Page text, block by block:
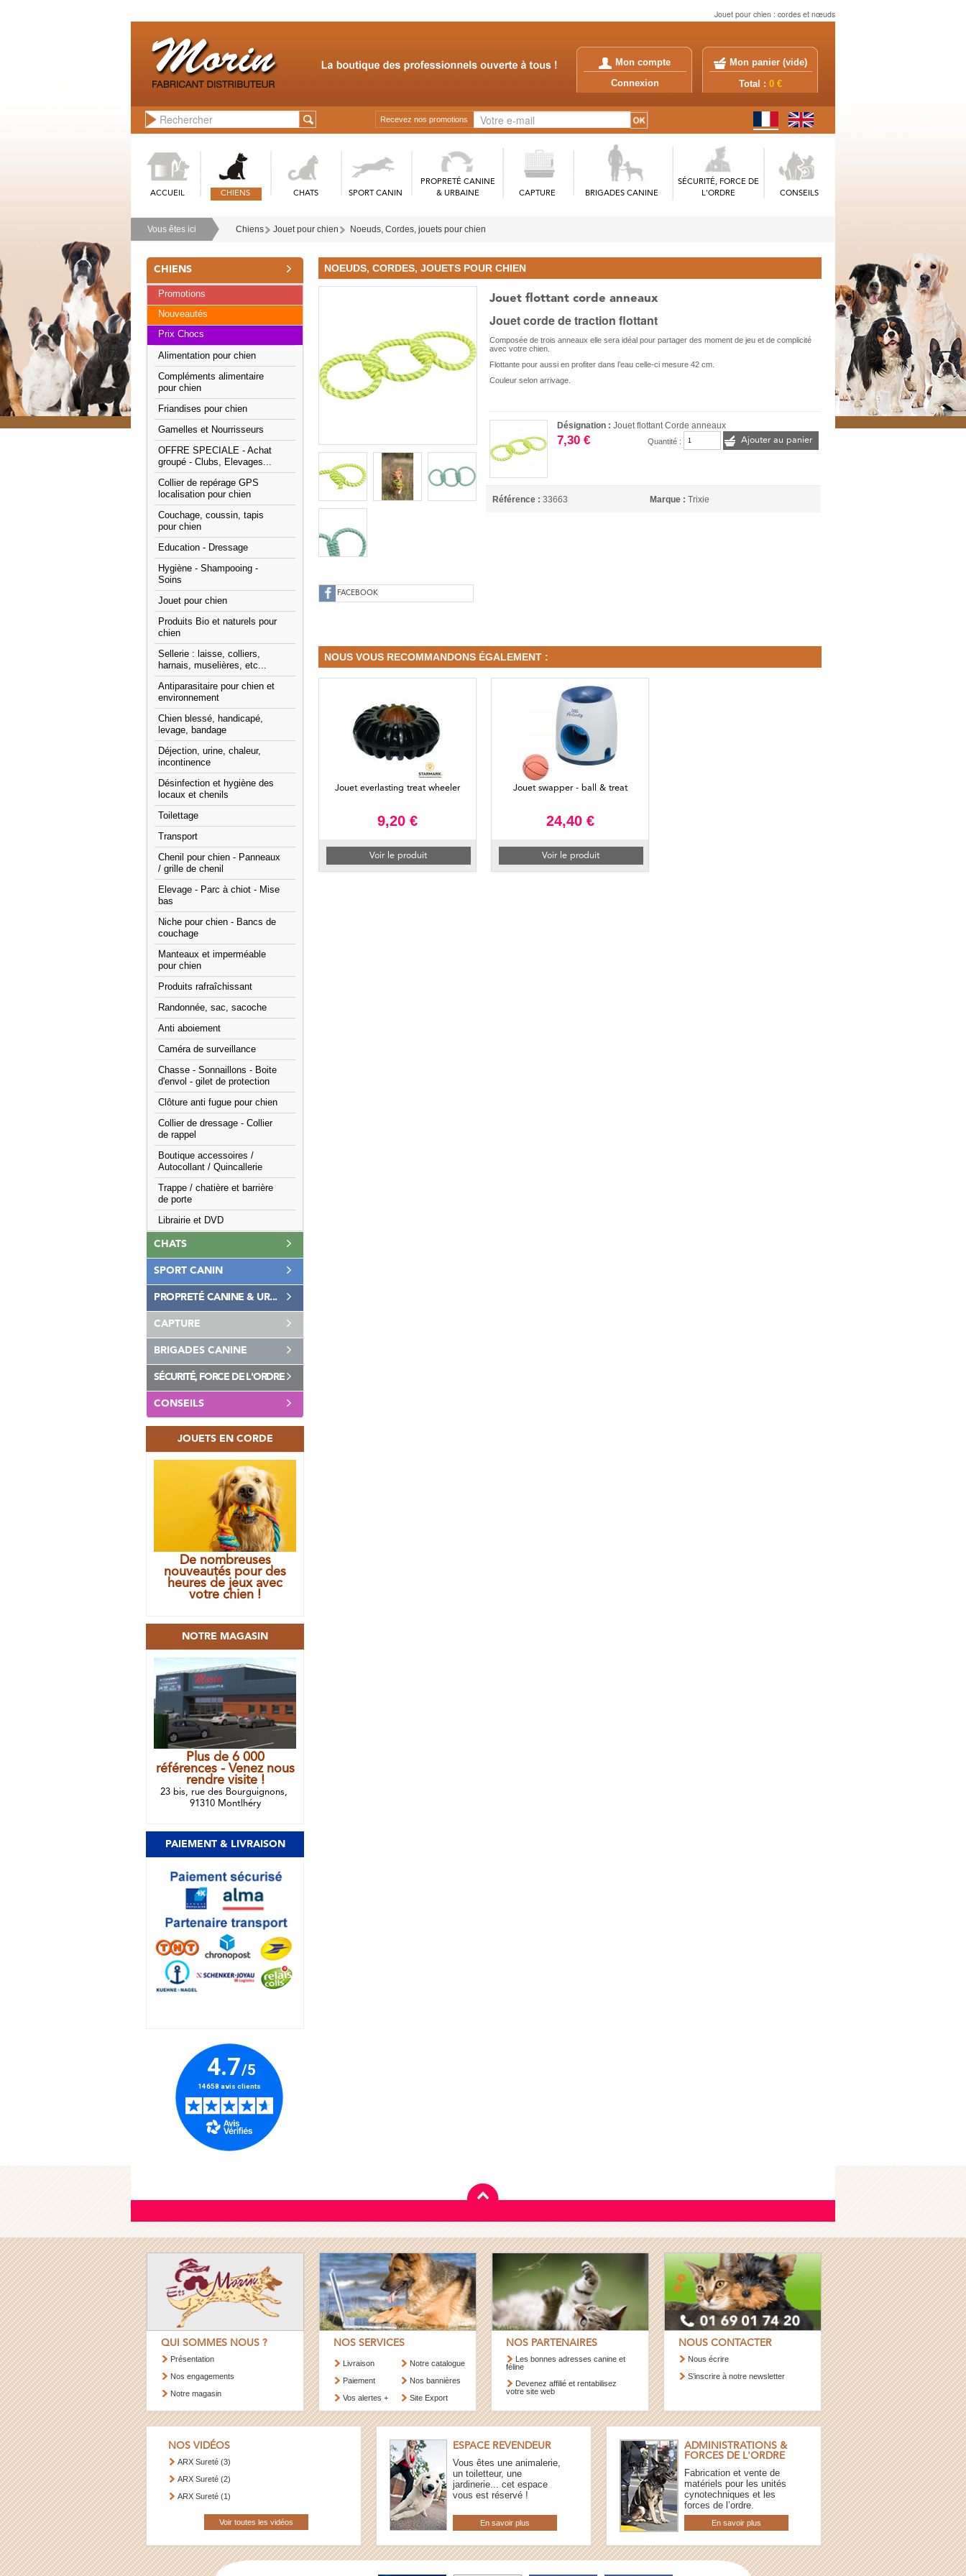
Jouet pour chien : cordes et nœuds
Mon compte
Connexion
Mon panier (vide)
Total : 0 €
Recevez nos promotions
ACCUEIL CHIENS CHATS SPORT CANIN
PROPRETÉ CANINE
& URBAINE
CAPTURE BRIGADES CANINE
SÉCURITÉ, FORCE DE
L'ORDRE
CONSEILS
Vous êtes ici Chiens Jouet pour chien Noeuds, Cordes, jouets pour chien
CHIENS
Promotions
Nouveautés
Prix Chocs
Alimentation pour chien
Compléments alimentaire
pour chien
Friandises pour chien
Gamelles et Nourrisseurs
OFFRE SPECIALE - Achat
groupé - Clubs, Elevages...
Collier de repérage GPS
localisation pour chien
Couchage, coussin, tapis
pour chien
Education - Dressage
Hygiène - Shampooing -
Soins
Jouet pour chien
Produits Bio et naturels pour
chien
Sellerie : laisse, colliers,
harnais, muselières, etc...
Antiparasitaire pour chien et
environnement
Chien blessé, handicapé,
levage, bandage
Déjection, urine, chaleur,
incontinence
Désinfection et hygiène des
locaux et chenils
Toilettage
Transport
Chenil pour chien - Panneaux
/ grille de chenil
Elevage - Parc à chiot - Mise
bas
Niche pour chien - Bancs de
couchage
Manteaux et imperméable
pour chien
Produits rafraîchissant
Randonnée, sac, sacoche
Anti aboiement
Caméra de surveillance
Chasse - Sonnaillons - Boite
d'envol - gilet de protection
Clôture anti fugue pour chien
Collier de dressage - Collier
de rappel
Boutique accessoires /
Autocollant / Quincallerie
Trappe / chatière et barrière
de porte
Librairie et DVD
CHATS
SPORT CANIN
PROPRETÉ CANINE & UR...
CAPTURE
BRIGADES CANINE
SÉCURITÉ, FORCE DE L'ORDRE
CONSEILS
JOUETS EN CORDE
De nombreuses
nouveautés pour des
heures de jeux avec
votre chien !
NOTRE MAGASIN
Plus de 6 000
références - Venez nous
rendre visite !
23 bis, rue des Bourguignons,
91310 Montlhéry
PAIEMENT & LIVRAISON
NOEUDS, CORDES, JOUETS POUR CHIEN
FACEBOOK
Jouet flottant corde anneaux
Jouet corde de traction flottant
Composée de trois anneaux elle sera idéal pour partager des moment de jeu et de complicité
avec votre chien.
Flottante pour aussi en profiter dans l’eau celle-ci mesure 42 cm.
Couleur selon arrivage.
Désignation :Jouet flottant Corde anneaux
7,30 € Quantité : Ajouter au panier
Référence : 33663 Marque : Trixie
NOUS VOUS RECOMMANDONS ÉGALEMENT :
Jouet everlasting treat wheeler
9,20 €
Voir le produit
Jouet swapper - ball & treat
24,40 €
Voir le produit
QUI SOMMES NOUS ?
Présentation
Nos engagements
Notre magasin
NOS SERVICES
Livraison
Paiement
Vos alertes +
Notre catalogue
Nos bannières
Site Export
NOS PARTENAIRES
Les bonnes adresses canine et
féline
Devenez affilié et rentabilisez
votre site web
NOUS CONTACTER
Nous écrire
S’inscrire à notre newsletter
NOS VIDÉOS
ARX Sureté (3)
ARX Sureté (2)
ARX Sureté (1)
Voir toutes les vidéos
ESPACE REVENDEUR
Vous êtes une animalerie,
un toiletteur, une
jardinerie... cet espace
vous est réservé !
En savoir plus
ADMINISTRATIONS &
FORCES DE L'ORDRE
Fabrication et vente de
matériels pour les unités
cynotechniques et les
forces de l’ordre.
En savoir plus